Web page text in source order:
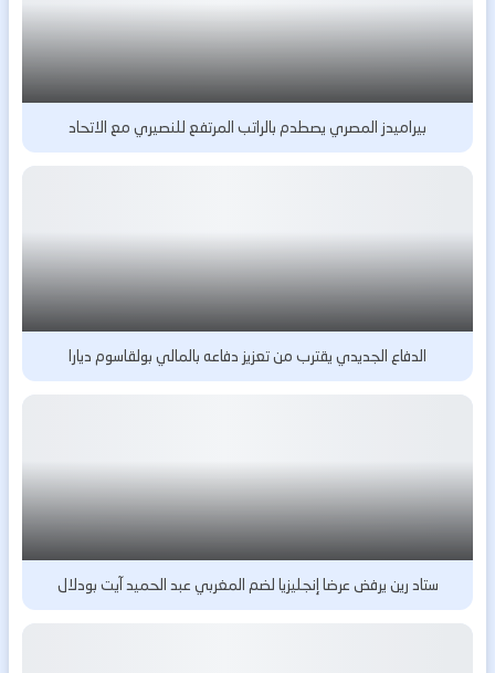
بيراميدز المصري يصطدم بالراتب المرتفع للنصيري مع الاتحاد
الدفاع الجديدي يقترب من تعزيز دفاعه بالمالي بولقاسوم ديارا
ستاد رين يرفض عرضا إنجليزيا لضم المغربي عبد الحميد آيت بودلال